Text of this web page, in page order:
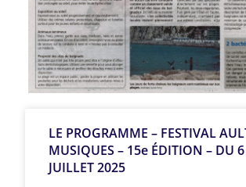
LE PROGRAMME – FESTIVAL
MUSIQUES – 15e ÉDITION – DU
JUILLET 2025